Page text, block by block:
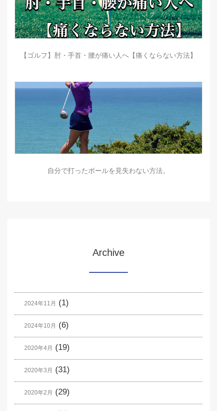
【ゴルフ】肘・手首・腰が痛い人へ【痛くならない方法】
自分で打ったボールを見失わない方法。
Archive
2024年11月 (1)
2024年10月 (6)
2020年4月 (19)
2020年3月 (31)
2020年2月 (29)